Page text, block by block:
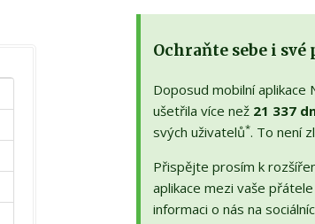
Ochraňte sebe i své
Doposud mobilní aplikace
ušetřila více než 21 337
svých uživatelů*. To není
Přispějte prosím k
aplikace mezi vaše přátele
informaci o nás na